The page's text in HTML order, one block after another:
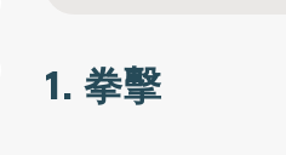
1. 拳擊